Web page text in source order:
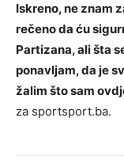
Iskreno, ne znam
rečeno da ću
Partizana, ali šta
ponavljam, da je
žalim što sam
za sportsport.ba.